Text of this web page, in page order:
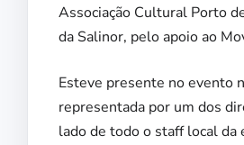
Associação Cultural Porto
da Salinor, pelo apoio ao
Esteve presente no evento
representada por um dos
lado de todo o staff local da